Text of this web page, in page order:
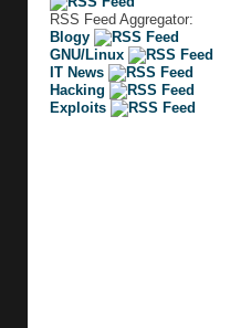
RSS Feed Aggregator:
Blogy
GNU/Linux
IT News
Hacking
Exploits